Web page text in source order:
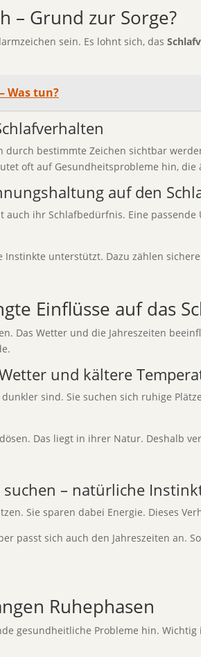
– Grund zur Sorge?
sein. Es lohnt sich, das
Was tun?
durch bestimmte Zeichen sichtbar
oft auf Gesundheitsprobleme hin,
auf den
ihr Schlafbedürfnis. Eine
unterstützt. Dazu zählen
Einflüsse auf das
Das Wetter und die Jahreszeiten
und kältere
sind. Sie suchen sich ruhige
Das liegt in ihrer Natur. Deshalb
– natürliche
Sie sparen dabei Energie. Dieses
passt sich auch den Jahreszeiten an.
Ruhephasen
gesundheitliche Probleme hin. Wichtig